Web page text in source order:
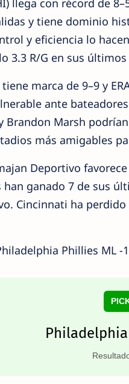
llega con récord de
y tiene dominio
y eficiencia lo
3.3 R/G en sus
marca de 9–9 y
ante
Brandon Marsh
más amigables
Deportivo
han ganado 7 de sus
Cincinnati ha
Phillies ML -